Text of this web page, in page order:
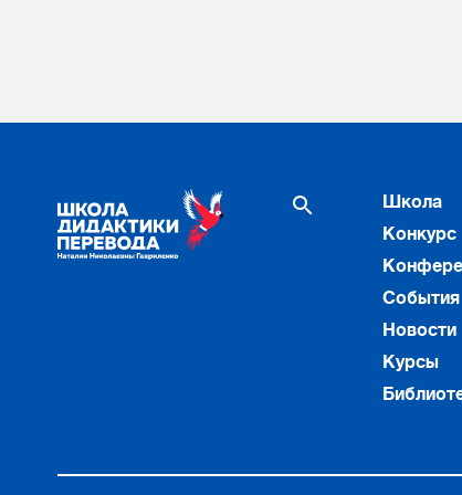
Школа
Конкурс
События
Новости
Курсы